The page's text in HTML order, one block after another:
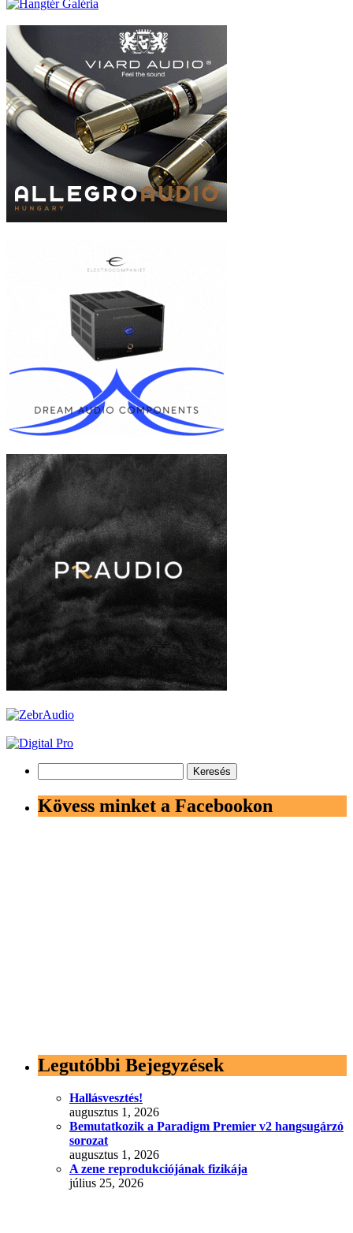
Kövess minket a Facebookon
Legutóbbi Bejegyzések
Hallásvesztés!
augusztus 1, 2026
Bemutatkozik a Paradigm Premier v2 hangsugárzó
sorozat
augusztus 1, 2026
A zene reprodukciójának fizikája
július 25, 2026